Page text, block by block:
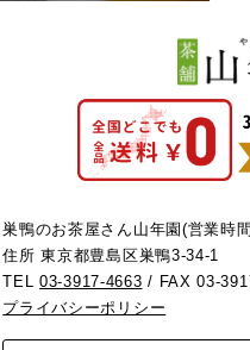
巣鴨のお茶屋さん山年園(営業時
住所 東京都豊島区巣鴨3-34-1
TEL03-3917-4663 / FAX 03-
プライバシーポリシー